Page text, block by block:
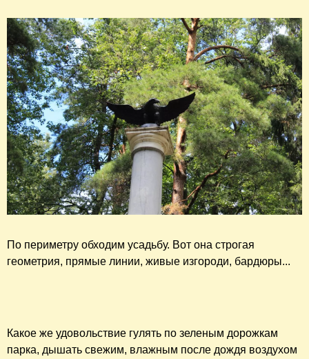
По периметру обходим усадьбу. Вот она строгая
геометрия, прямые линии, живые изгороди, бардюры...
Какое же удовольствие гулять по зеленым дорожкам
парка, дышать свежим, влажным после дождя воздухом